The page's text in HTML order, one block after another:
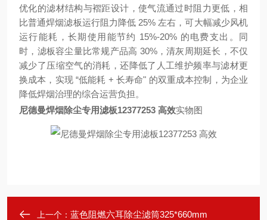
优化的滤材结构与褶距设计，使气流通过时阻力更低，相
比普通焊烟滤板运行阻力降低 25% 左右，可大幅减少风机
运行能耗，长期使用能节约 15%-20% 的电费支出。同
时，滤板容尘量比常规产品高 30%，清灰周期延长，不仅
减少了压缩空气的消耗，还降低了人工维护频率与滤材更
换成本，实现 “低能耗 + 长寿命" 的双重成本控制，为企业
降低焊烟治理的综合运营负担。
尼德曼焊烟除尘专用滤板12377253 高效实物图
上一个： 蓝色阻燃六耳除尘滤筒325*660mm